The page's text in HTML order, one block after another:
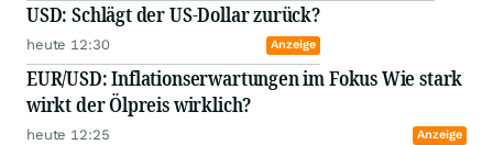
USD: Schlägt der US-Dollar zurück?
heute 12:30 Anzeige
EUR/USD: Inflationserwartungen im Fokus Wie stark
wirkt der Ölpreis wirklich?
heute 12:25 Anzeige